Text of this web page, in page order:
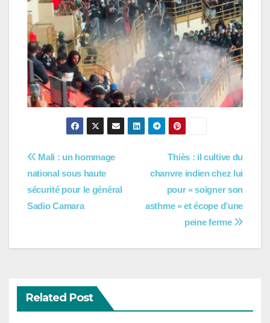
Navigation
de
l’article
Thiès : il cultive du
chanvre indien chez lui
pour « soigner son
asthme » et écope d’une
peine ferme
Mali : un hommage
national sous haute
sécurité pour le général
Sadio Camara
Related Post